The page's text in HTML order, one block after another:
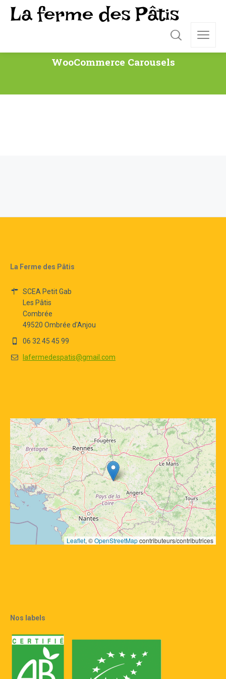
WooCommerce Carousels
La Ferme des Pâtis
SCEA Petit Gab
Les Pâtis
Combrée
49520 Ombrée d'Anjou
06 32 45 45 99
lafermedespatis@gmail.com
Leaflet, © OpenStreetMap contributeurs/contributrices
Nos labels